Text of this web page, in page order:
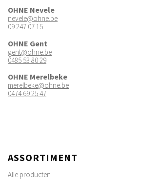
OHNE Nevele
nevele@ohne.be
09 247 07 15
OHNE Gent
gent@ohne.be
0485 53 80 29
OHNE Merelbeke
merelbeke@ohne.be
0474 69 25 47
ASSORTIMENT
Alle producten